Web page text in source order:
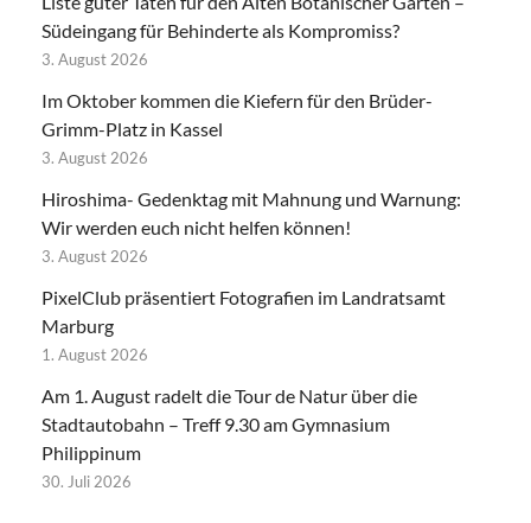
Südeingang für Behinderte als Kompromiss?
3. August 2026
Im Oktober kommen die Kiefern für den Brüder-
Grimm-Platz in Kassel
3. August 2026
Hiroshima- Gedenktag mit Mahnung und Warnung:
Wir werden euch nicht helfen können!
3. August 2026
PixelClub präsentiert Fotografien im Landratsamt
Marburg
1. August 2026
Am 1. August radelt die Tour de Natur über die
Stadtautobahn – Treff 9.30 am Gymnasium
Philippinum
30. Juli 2026